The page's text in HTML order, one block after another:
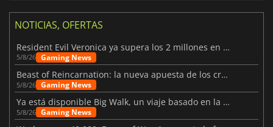
NOTICIAS, OFERTAS
Resident Evil Veronica ya supera los 2 millones en listas de deseados
5/8/26 Gaming News
Beast of Reincarnation: la nueva apuesta de los creadores de Pokémon
5/8/26 Gaming News
Ya está disponible Big Walk, un viaje basado en la amistad
5/8/26 Gaming News